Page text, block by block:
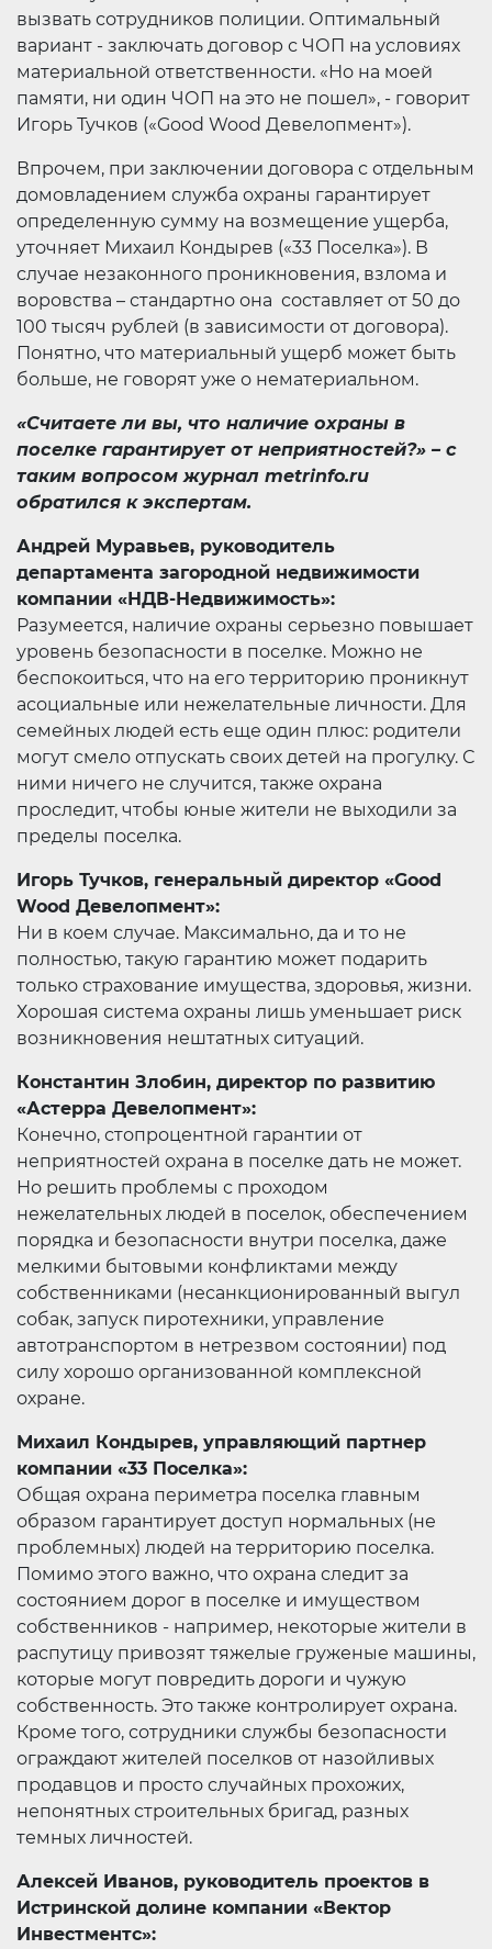
вызвать сотрудников полиции. Оптимальный
вариант - заключать договор с ЧОП на условиях
материальной ответственности. «Но на моей
памяти, ни один ЧОП на это не пошел», - говорит
Игорь Тучков («Good Wood Девелопмент»).
Впрочем, при заключении договора с отдельным
домовладением служба охраны гарантирует
определенную сумму на возмещение ущерба,
уточняет Михаил Кондырев («33 Поселка»). В
случае незаконного проникновения, взлома и
воровства – стандартно она составляет от 50 до
100 тысяч рублей (в зависимости от договора).
Понятно, что материальный ущерб может быть
больше, не говорят уже о нематериальном.
«Считаете ли вы, что наличие охраны в
поселке гарантирует от неприятностей?» – с
таким вопросом журнал metrinfo.ru
обратился к экспертам.
Андрей Муравьев, руководитель
департамента загородной недвижимости
компании «НДВ-Недвижимость»:
Разумеется, наличие охраны серьезно повышает
уровень безопасности в поселке. Можно не
беспокоиться, что на его территорию проникнут
асоциальные или нежелательные личности. Для
семейных людей есть еще один плюс: родители
могут смело отпускать своих детей на прогулку. С
ними ничего не случится, также охрана
проследит, чтобы юные жители не выходили за
пределы поселка.
Игорь Тучков, генеральный директор «Good
Wood Девелопмент»:
Ни в коем случае. Максимально, да и то не
полностью, такую гарантию может подарить
только страхование имущества, здоровья, жизни.
Хорошая система охраны лишь уменьшает риск
возникновения нештатных ситуаций.
Константин Злобин, директор по развитию
«Астерра Девелопмент»:
Конечно, стопроцентной гарантии от
неприятностей охрана в поселке дать не может.
Но решить проблемы с проходом
нежелательных людей в поселок, обеспечением
порядка и безопасности внутри поселка, даже
мелкими бытовыми конфликтами между
собственниками (несанкционированный выгул
собак, запуск пиротехники, управление
автотранспортом в нетрезвом состоянии) под
силу хорошо организованной комплексной
охране.
Михаил Кондырев, управляющий партнер
компании «33 Поселка»:
Общая охрана периметра поселка главным
образом гарантирует доступ нормальных (не
проблемных) людей на территорию поселка.
Помимо этого важно, что охрана следит за
состоянием дорог в поселке и имуществом
собственников - например, некоторые жители в
распутицу привозят тяжелые груженые машины,
которые могут повредить дороги и чужую
собственность. Это также контролирует охрана.
Кроме того, сотрудники службы безопасности
ограждают жителей поселков от назойливых
продавцов и просто случайных прохожих,
непонятных строительных бригад, разных
темных личностей.
Алексей Иванов, руководитель проектов в
Истринской долине компании «Вектор
Инвестментс»: